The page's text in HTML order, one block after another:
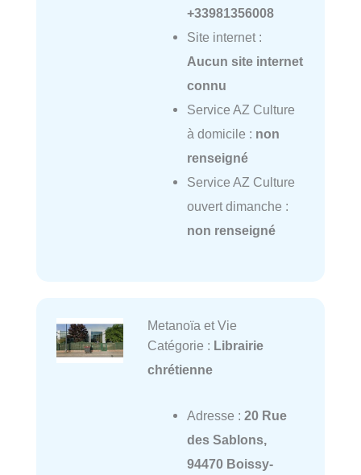
+33981356008
Site internet :
Aucun site internet
connu
Service AZ Culture
à domicile : non
renseigné
Service AZ Culture
ouvert dimanche :
non renseigné
Metanoïa et Vie
Catégorie : Librairie
chrétienne
Adresse : 20 Rue
des Sablons,
94470 Boissy-